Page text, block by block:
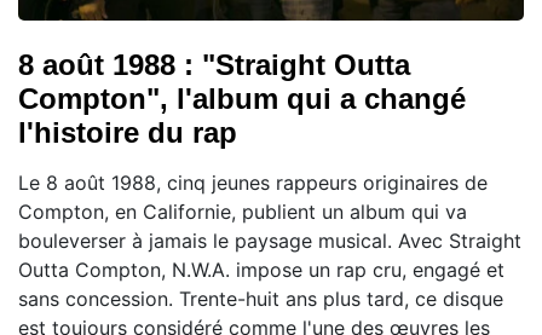
8 août 1988 : "Straight Outta
Compton", l'album qui a changé
l'histoire du rap
Le 8 août 1988, cinq jeunes rappeurs originaires de
Compton, en Californie, publient un album qui va
bouleverser à jamais le paysage musical. Avec Straight
Outta Compton, N.W.A. impose un rap cru, engagé et
sans concession. Trente-huit ans plus tard, ce disque
est toujours considéré comme l'une des œuvres les